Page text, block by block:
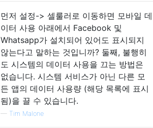
먼저 설정-> 셀룰러로 이동하면 모바일 데
이터 사용 아래에서 Facebook 및
Whatsapp가 설치되어 있어도 표시되지
않는다고 말하는 것입니까? 둘째, 불행히
도 시스템의 데이터 사용을 끄는 방법은
없습니다. 시스템 서비스가 아닌 다른 모
든 앱의 데이터 사용량 (해당 목록에 표시
됨)을 끌 수 있습니다.
— Tim Malone